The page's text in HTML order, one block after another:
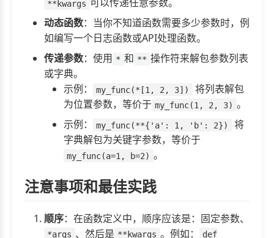
**kwargs
动态函数：当你不知道函数需要多少参数时，例
如编写一个日志函数或API处理函数。
传递参数：使用 * 和 ** 操作符来解包参数列表
或字典。
示例：
my_func(*[1, 2, 3])
将列表解包
为位置参数，等价于 my_func(1, 2, 3) 。
示例：
my_func(**{'a': 1, 'b': 2})
将
字典解包为关键字参数，等价于
my_func(a=1, b=2) 。
注意事项和最佳实践
顺序：在函数定义中，顺序应该是：固定参数、
*args 、然后是 **kwargs 。例如：
def